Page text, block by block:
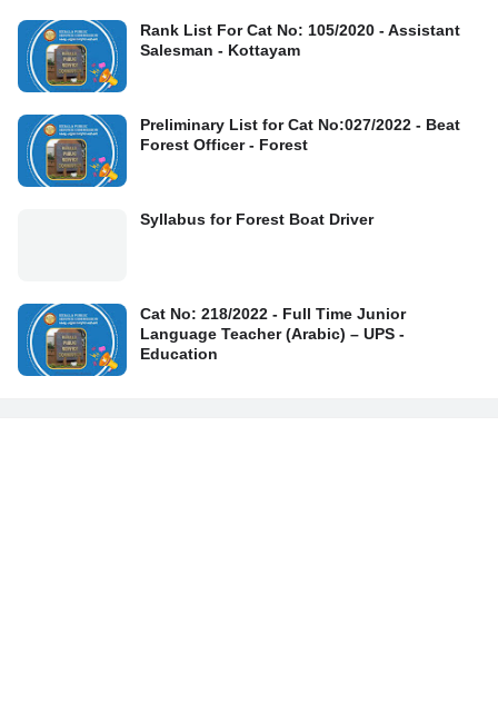
Rank List For Cat No: 105/2020 - Assistant
Salesman - Kottayam
Preliminary List for Cat No:027/2022 - Beat
Forest Officer - Forest
Syllabus for Forest Boat Driver
Cat No: 218/2022 - Full Time Junior
Language Teacher (Arabic) – UPS -
Education